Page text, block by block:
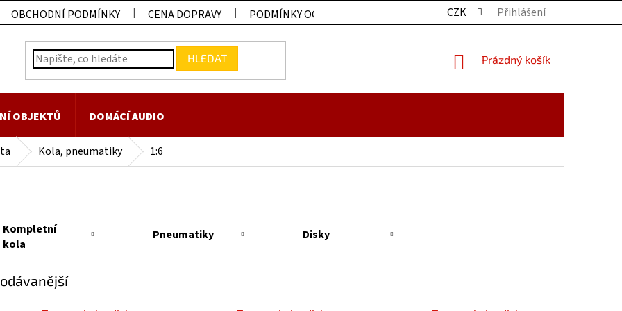
OBCHODNÍ PODMÍNKY CENA DOPRAVY PODMÍNKY OCHRANY OSOBNÍCH ÚDAJŮ KONTAKTY
CZK Přihlášení
HLEDAT
NÁKUPNÍ
Prázdný košík
OBJEKTŮ DOMÁCÍ AUDIO
Kola, pneumatiky 1:6
Kompletní
kola
Pneumatiky Disky